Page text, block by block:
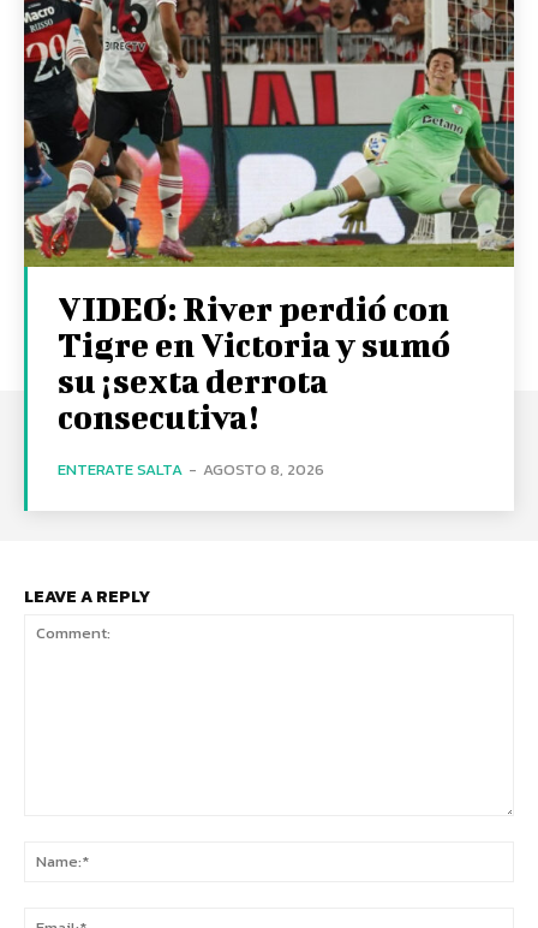
VIDEO: River perdió con
Tigre en Victoria y sumó
su ¡sexta derrota
consecutiva!
ENTERATE SALTA - AGOSTO 8, 2026
LEAVE A REPLY